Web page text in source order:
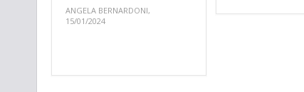
ANGELA BERNARDONI,
15/01/2024